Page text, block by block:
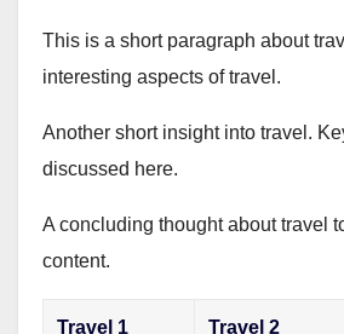
This is a short paragraph about
interesting aspects of travel.
Another short insight into travel.
discussed here.
A concluding thought about travel
content.
Travel 1 Travel 2